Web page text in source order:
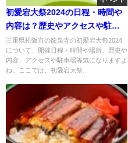
初愛宕大祭2024の日程・時間や
内容は？歴史やアクセスや駐車
場は？
三重県松阪市の龍泉寺の初愛宕大祭2024
について、開催日程・時間や場所、歴史や
内容、アクセスや駐車場等気になりますよ
ね。ここでは、初愛宕大祭...